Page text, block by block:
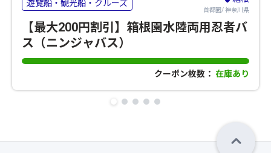
遊覧船・観光船・クルーズ
首都圏/ 神奈川県
【最大200円割引】箱根園水陸両用忍者バ
ス（ニンジャバス）
クーポン枚数： 在庫あり